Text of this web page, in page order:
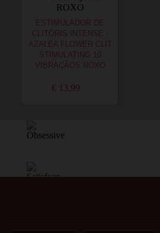
ESTIMULADOR DE
CLITÓRIS INTENSE -
AZALEA FLOWER CLIT
STIMULATING 10
VIBRAÇÃOS ROXO
€ 13,99